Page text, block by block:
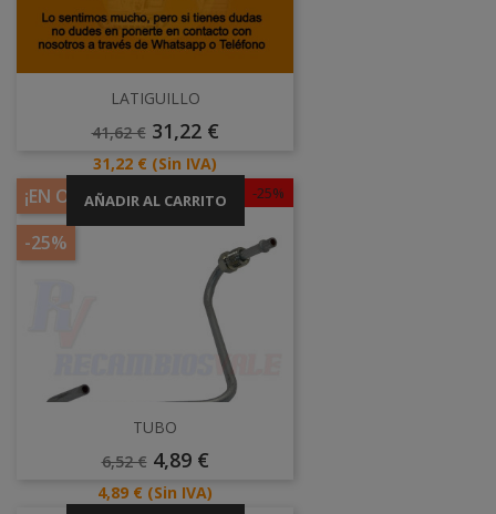
LATIGUILLO
Precio
41,62 € Precio
31,22 €
Precio
31,22 € (Sin IVA)
AÑADIR AL CARRITO -25%
¡EN OFERTA!
-25%
TUBO
Precio
6,52 € Precio
4,89 €
Precio
4,89 € (Sin IVA)